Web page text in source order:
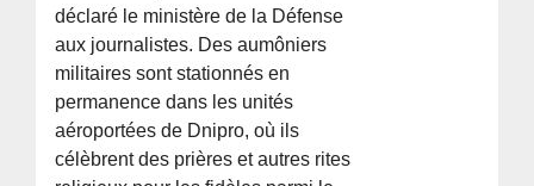
déclaré le ministère de la Défense
aux journalistes. Des aumôniers
militaires sont stationnés en
permanence dans les unités
aéroportées de Dnipro, où ils
célèbrent des prières et autres rites